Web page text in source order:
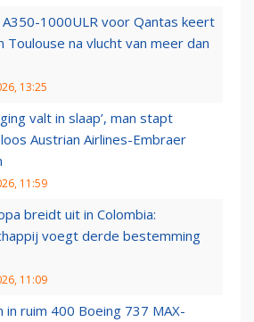
1000ULR voor Qantas keert
Toulouse na vlucht van meer dan
13:25
valt in slaap’, man stapt
Austrian Airlines-Embraer
11:59
breidt uit in Colombia:
voegt derde bestemming
11:09
in ruim 400 Boeing 737 MAX-